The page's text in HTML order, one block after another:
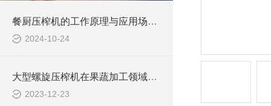
餐厨压榨机的工作原理与应用场景分析
2024-10-24
大型螺旋压榨机在果蔬加工领域的应用与前景
2023-12-23